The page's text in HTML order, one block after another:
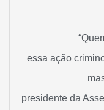
essa ação
presidente da